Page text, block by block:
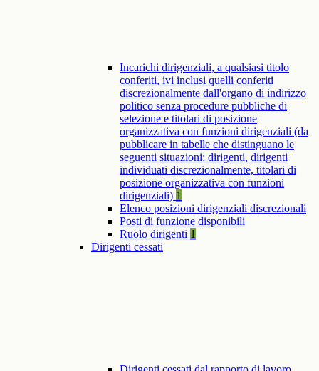
Incarichi dirigenziali, a qualsiasi titolo
conferiti, ivi inclusi quelli conferiti
discrezionalmente dall'organo di indirizzo
politico senza procedure pubbliche di
selezione e titolari di posizione
organizzativa con funzioni dirigenziali (da
pubblicare in tabelle che distinguano le
seguenti situazioni: dirigenti, dirigenti
individuati discrezionalmente, titolari di
posizione organizzativa con funzioni
dirigenziali) 1
Elenco posizioni dirigenziali discrezionali
Posti di funzione disponibili
Ruolo dirigenti 1
Dirigenti cessati